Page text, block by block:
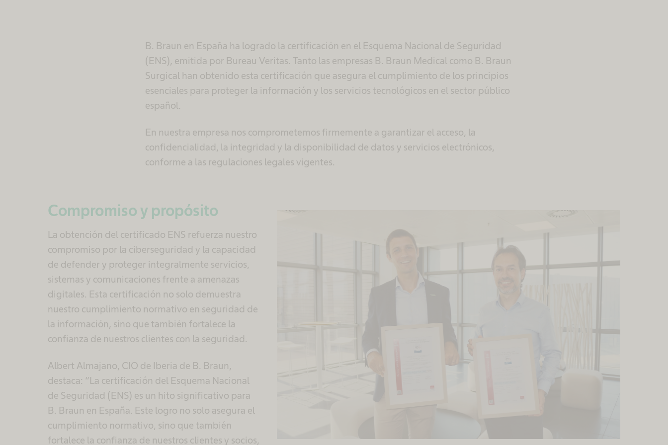
B. Braun en España ha logrado la certificación en el Esquema Nacional de Seguridad
(ENS), emitida por Bureau Veritas. Tanto las empresas B. Braun Medical como B. Braun
Surgical han obtenido esta certificación que asegura el cumplimiento de los principios
esenciales para proteger la información y los servicios tecnológicos en el sector público
español.
En nuestra empresa nos comprometemos firmemente a garantizar el acceso, la
confidencialidad, la integridad y la disponibilidad de datos y servicios electrónicos,
conforme a las regulaciones legales vigentes.
Compromiso y propósito
La obtención del certificado ENS refuerza nuestro
compromiso por la ciberseguridad y la capacidad
de defender y proteger integralmente servicios,
sistemas y comunicaciones frente a amenazas
digitales. Esta certificación no solo demuestra
nuestro cumplimiento normativo en seguridad de
la información, sino que también fortalece la
confianza de nuestros clientes con la seguridad.
Albert Almajano, CIO de Iberia de B. Braun,
destaca: “La certificación del Esquema Nacional
de Seguridad (ENS) es un hito significativo para
B. Braun en España. Este logro no solo asegura el
cumplimiento normativo, sino que también
fortalece la confianza de nuestros clientes y socios,